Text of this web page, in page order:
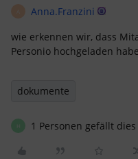
Anna.Franzini
wie erkennen wir, dass
Personio hochgeladen
dokumente
1 Personen gefällt dies